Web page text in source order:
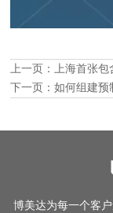
上一页：上海首张包
下一页：如何组建预
博美达为每一个客